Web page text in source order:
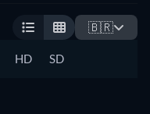
🇧🇷
HD SD